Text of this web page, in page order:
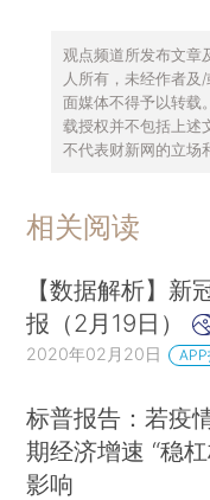
观点频道所发布文章
人所有，未经作者
面媒体不得予以转载
载授权并不包括上述
不代表财新网的立场
相关阅读
【数据解析】新
报（2月19日）
2020年02月20日
标普报告：若疫
期经济增速 “稳
影响